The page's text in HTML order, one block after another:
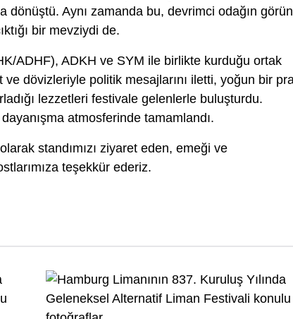
dönüştü. Aynı zamanda bu, devrimci odağın
bir mevziydi de.
ADHF), ADKH ve SYM ile birlikte kurduğu ortak
dövizleriyle politik mesajlarını iletti, yoğun bir
lezzetleri festivale gelenlerle buluşturdu.
atmosferinde tamamlandı.
standımızı ziyaret eden, emeği ve
teşekkür ederiz.